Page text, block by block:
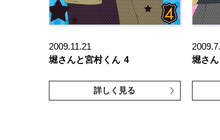
2009.11.21
堀さんと宮村くん 4
詳しく見る
堀さ